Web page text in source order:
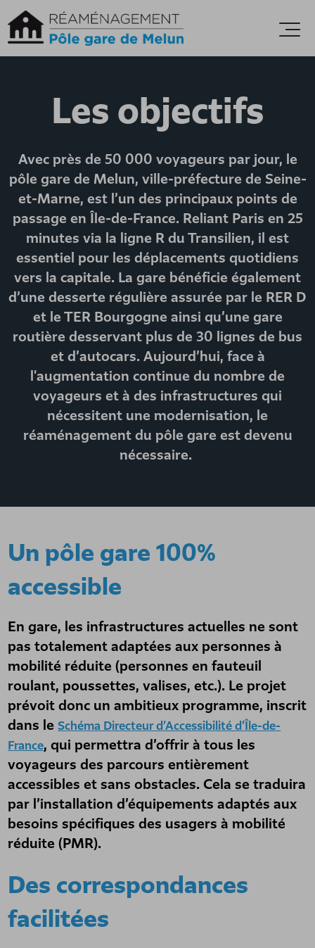
Accèder directement au contenu
Les objectifs
Avec près de 50 000 voyageurs par jour, le
pôle gare de Melun, ville-préfecture de Seine-
et-Marne, est l’un des principaux points de
passage en Île-de-France. Reliant Paris en 25
minutes via la ligne R du Transilien, il est
essentiel pour les déplacements quotidiens
vers la capitale. La gare bénéficie également
d’une desserte régulière assurée par le RER D
et le TER Bourgogne ainsi qu’une gare
routière desservant plus de 30 lignes de bus
et d’autocars. Aujourd’hui, face à
l'augmentation continue du nombre de
voyageurs et à des infrastructures qui
nécessitent une modernisation, le
réaménagement du pôle gare est devenu
nécessaire.
Un pôle gare 100%
accessible
En gare, les infrastructures actuelles ne sont
pas totalement adaptées aux personnes à
mobilité réduite (personnes en fauteuil
roulant, poussettes, valises, etc.). Le projet
prévoit donc un ambitieux programme, inscrit
dans le Schéma Directeur d’Accessibilité d’Île-de-
France, qui permettra d’offrir à tous les
voyageurs des parcours entièrement
accessibles et sans obstacles. Cela se traduira
par l’installation d’équipements adaptés aux
besoins spécifiques des usagers à mobilité
réduite (PMR).
Des correspondances
facilitées